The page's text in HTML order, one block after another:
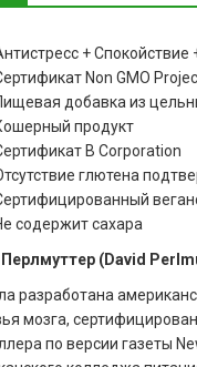
+ Спокойствие
Non GMO
добавка из
продукт
B Corporation
глютена
содержит сахара
(David
разработана
мозга,
по версии газеты